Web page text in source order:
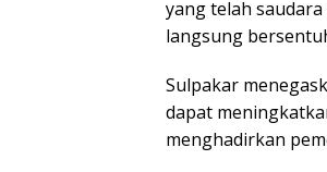
yang telah
langsung
Sulpakar
dapat
menghadirkan